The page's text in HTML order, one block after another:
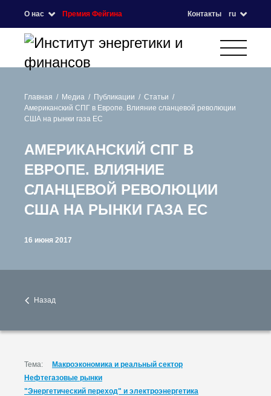
О нас Премия Фейгина Контакты ru
Главная Медиа Публикации
Статьи
Американский СПГ в Европе. Влияние сланцевой революции
США на рынки газа ЕС
АМЕРИКАНСКИЙ СПГ В
ЕВРОПЕ. ВЛИЯНИЕ
СЛАНЦЕВОЙ РЕВОЛЮЦИИ
США НА РЫНКИ ГАЗА ЕС
16 июня 2017
Назад
Тема:
Макроэкономика и реальный сектор
Нефтегазовые рынки
"Энергетический переход" и электроэнергетика